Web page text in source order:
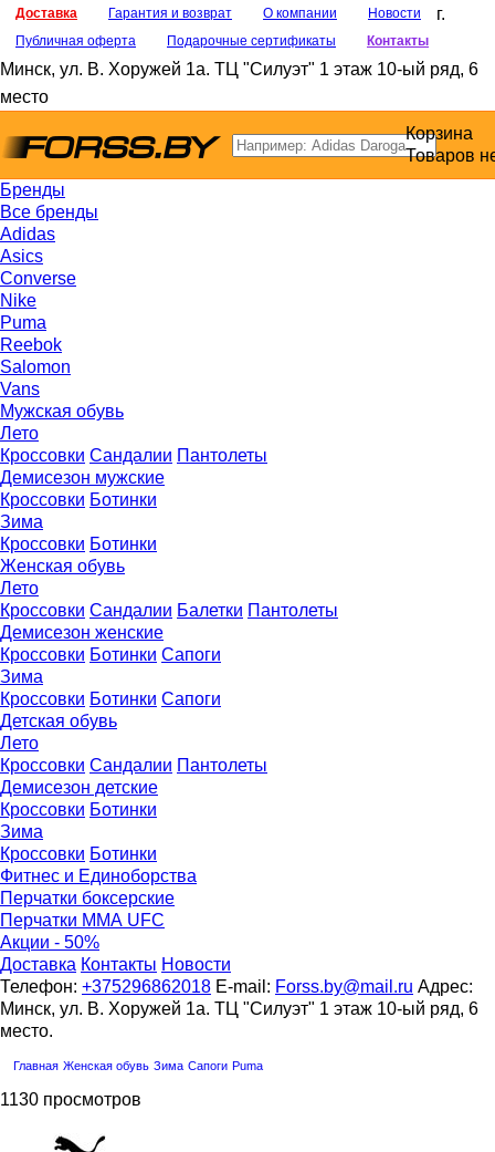
Доставка Гарантия и возврат О компании
Новости
Публичная оферта
Подарочные сертификаты Контакты
г.
Минск, ул. В. Хоружей 1а. ТЦ "Силуэт" 1 этаж 10-ый ряд, 6
место
Корзина
Товаров
Бренды
Все бренды
Adidas
Asics
Converse
Nike
Puma
Reebok
Salomon
Vans
Мужская обувь
Лето
Кроссовки Сандалии Пантолеты
Демисезон мужские
Кроссовки Ботинки
Зима
Кроссовки Ботинки
Женская обувь
Лето
Кроссовки Сандалии Балетки Пантолеты
Демисезон женские
Кроссовки Бoтинки Сапоги
Зима
Кроссовки Ботинки Сапоги
Детская обувь
Летo
Кроссовки Сандалии Пантолеты
Демисезон детские
Кроссовки Ботинки
Зима
Кроссовки Ботинки
Фитнес и Единоборства
Перчатки боксерские
Перчатки ММА UFC
Акции - 50%
Доставка Контакты Новости
Телефон: +375296862018 E-mail: Forss.by@mail.ru Адрес:
Минск, ул. В. Хоружей 1а. ТЦ "Силуэт" 1 этаж 10-ый ряд, 6
место.
Главная Женская обувь Зима Сапоги Puma
1130 просмотров